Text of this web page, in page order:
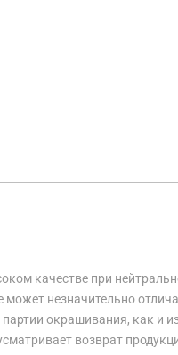
качестве при
незначительно
окрашивания, как и
возврат